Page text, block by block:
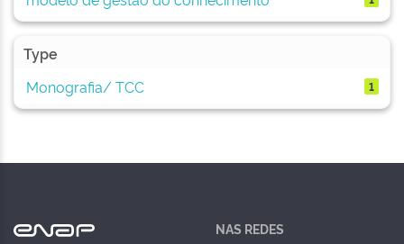
Type
Monografia/ TCC
1
NAS REDES